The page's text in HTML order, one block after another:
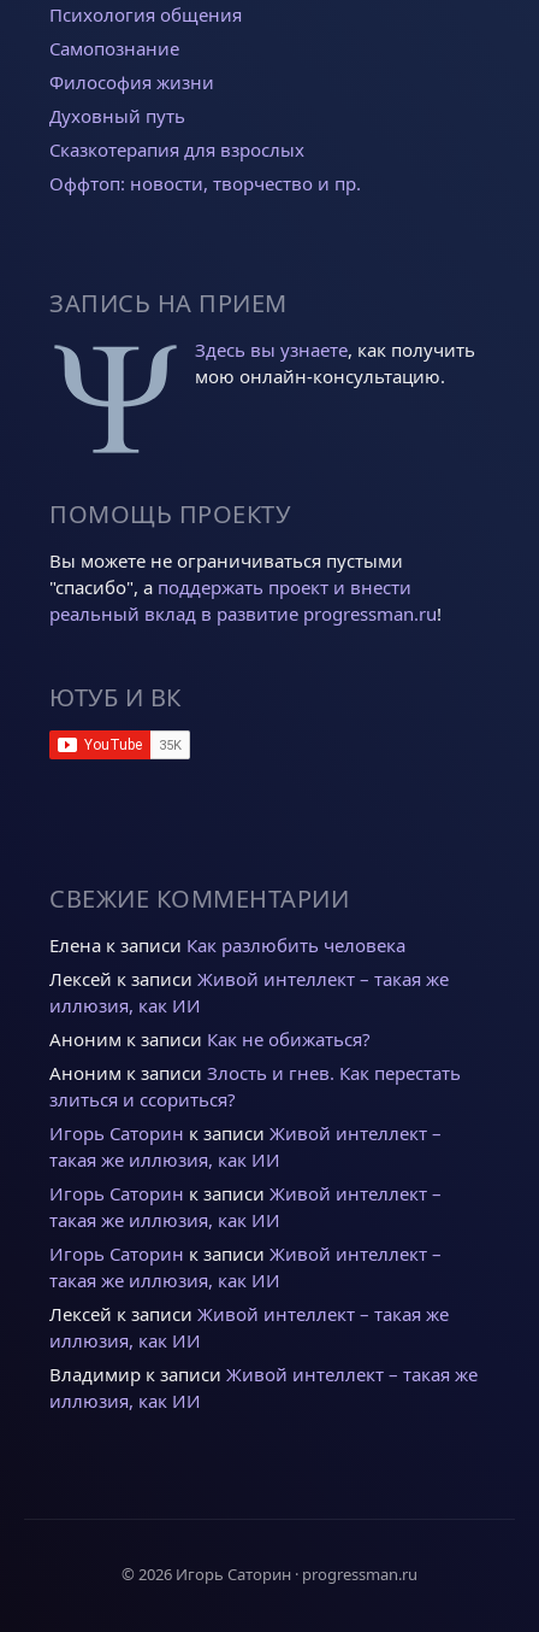
Психология общения
Самопознание
Философия жизни
Духовный путь
Сказкотерапия для взрослых
Оффтоп: новости, творчество и пр.
ЗАПИСЬ НА ПРИЕМ
Здесь вы узнаете, как получить
мою онлайн-консультацию.
ПОМОЩЬ ПРОЕКТУ
Вы можете не ограничиваться пустыми
"спасибо", а поддержать проект и внести
реальный вклад в развитие progressman.ru!
ЮТУБ И ВК
СВЕЖИЕ КОММЕНТАРИИ
Елена к записи Как разлюбить человека
Лексей к записи Живой интеллект – такая же
иллюзия, как ИИ
Аноним к записи Как не обижаться?
Аноним к записи Злость и гнев. Как перестать
злиться и ссориться?
Игорь Саторин к записи Живой интеллект –
такая же иллюзия, как ИИ
Игорь Саторин к записи Живой интеллект –
такая же иллюзия, как ИИ
Игорь Саторин к записи Живой интеллект –
такая же иллюзия, как ИИ
Лексей к записи Живой интеллект – такая же
иллюзия, как ИИ
Владимир к записи Живой интеллект – такая же
иллюзия, как ИИ
© 2026 Игорь Саторин · progressman.ru